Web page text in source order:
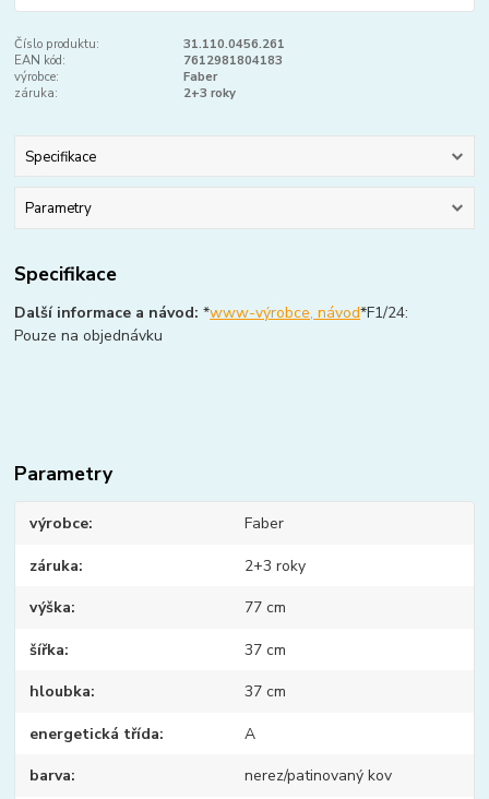
Číslo produktu:
31.110.0456.261
EAN kód:
7612981804183
výrobce:
Faber
záruka:
2+3 roky
Specifikace
Parametry
Specifikace
Další informace a návod: *www-výrobce, návod*F1/24:
Pouze na objednávku
Parametry
výrobce Faber
záruka 2+3 roky
výška 77 cm
šířka 37 cm
hloubka 37 cm
energetická třída A
barva nerez/patinovaný kov